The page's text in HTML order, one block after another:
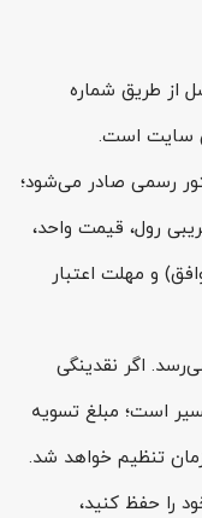
از طریق شماره
رسمی صادر می‌شود؛
رول، قیمت واحد،
و مهلت اعتبار
اگر نقدینگی
است؛ مبلغ تسویه
زمان تنظیم خواهد شد.
را حفظ کنید،